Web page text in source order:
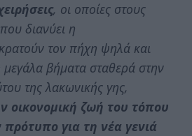
, οι οποίες στους
διανύει η
κρατούν τον πήχη ψηλά και
μεγάλα βήματα σταθερά στην
της λακωνικής γης,
οικονομική ζωή του τόπου
για τη νέα γενιά